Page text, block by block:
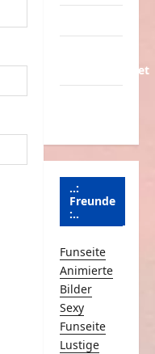
Schmunzeln.net
..:
Freunde
:..
Funseite
Animierte
Bilder
Sexy
Funseite
Lustige